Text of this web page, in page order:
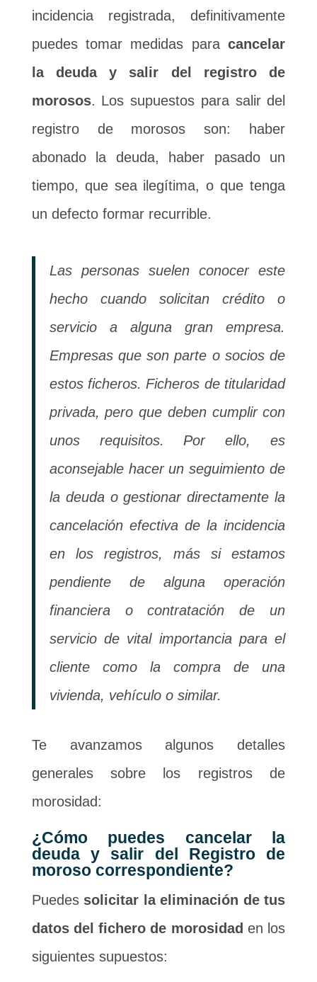
incidencia registrada, definitivamente
puedes tomar medidas paracancelar
la deuda y salir del registro de
morosos. Los supuestos para salir del
registro de morosos son: haber
abonado la deuda, haber pasado un
tiempo, que sea ilegítima, o que tenga
un defecto formar recurrible.
Las personas suelen conocer este
hecho cuando solicitan crédito o
servicio a alguna gran empresa.
Empresas que son parte o socios de
estos ficheros. Ficheros de titularidad
privada, pero que deben cumplir con
unos requisitos. Por ello, es
aconsejable hacer un seguimiento de
la deuda o gestionar directamente la
cancelación efectiva de la incidencia
en los registros, más si estamos
pendiente de alguna operación
financiera o contratación de un
servicio de vital importancia para el
cliente como la compra de una
vivienda, vehículo o similar.
Te avanzamos algunos detalles
generales sobre los registros de
morosidad:
¿Cómo puedes cancelar la
deuda y salir del Registro de
moroso correspondiente?
Puedes solicitar la eliminación de tus
datos del fichero de morosidad en los
siguientes supuestos: